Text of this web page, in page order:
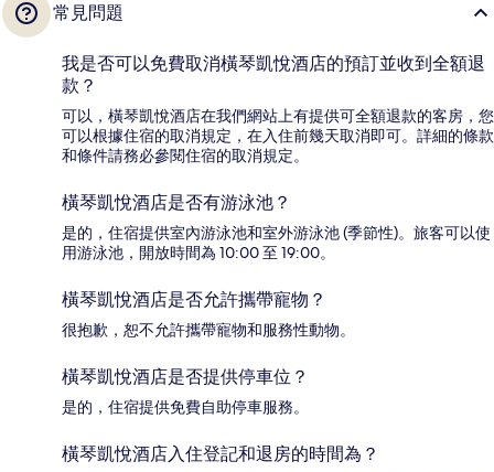
常見問題
我是否可以免費取消橫琴凱悅酒店的預訂並收到全額退
款？
可以，橫琴凱悅酒店在我們網站上有提供可全額退款的客房，您
可以根據住宿的取消規定，在入住前幾天取消即可。詳細的條款
和條件請務必參閱住宿的取消規定。
橫琴凱悅酒店是否有游泳池？
是的，住宿提供室內游泳池和室外游泳池 (季節性)。旅客可以使
用游泳池，開放時間為 10:00 至 19:00。
橫琴凱悅酒店是否允許攜帶寵物？
很抱歉，恕不允許攜帶寵物和服務性動物。
橫琴凱悅酒店是否提供停車位？
是的，住宿提供免費自助停車服務。
橫琴凱悅酒店入住登記和退房的時間為？